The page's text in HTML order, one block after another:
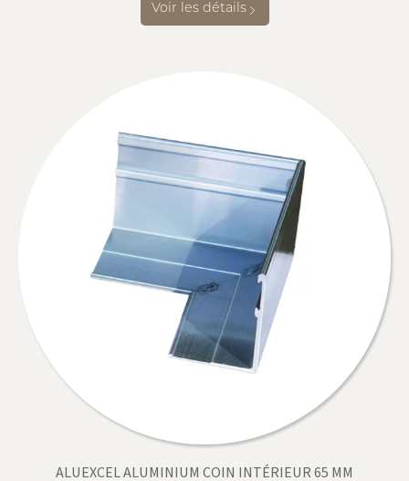
Voir les détails
ALUEXCEL ALUMINIUM COIN INTÉRIEUR 65 MM